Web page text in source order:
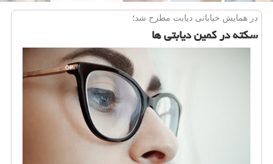
در همایش خیابانی دیابت مطرح شد؛
سكته در كمین دیابتی ها